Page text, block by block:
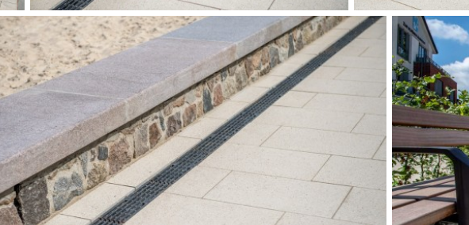
Heikendorf I Amt Schrevenborn
m²
und Landschaftsbau Schnoor, Hüsby bei Schleswig